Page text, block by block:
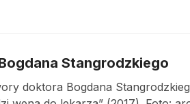
Stangrodzkiego
doktora Bogdana